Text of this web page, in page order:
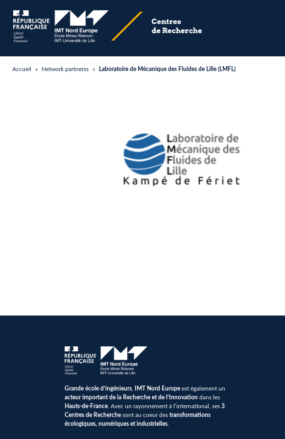
Accueil » Network partnerss » Laboratoire de Mécanique des Fluides de Lille (LMFL)
Grande école d’ingénieurs IMT Nord Europe est également un
acteur important de la Recherche et de l’Innovation dans les
Hauts-de-France . Avec un rayonnement à l’international, ses 3
Centres de Recherche sont au coeur des transformations
écologiques, numériques et industrielles